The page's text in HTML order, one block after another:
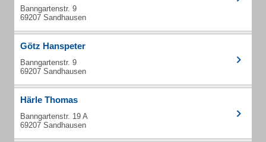
Banngartenstr. 9
69207 Sandhausen
Götz Hanspeter
Banngartenstr. 9
69207 Sandhausen
Härle Thomas
Banngartenstr. 19 A
69207 Sandhausen